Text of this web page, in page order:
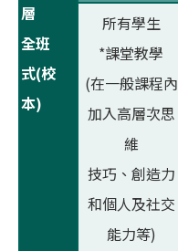
層
全班
式(校
本)
所有學生
*課堂教學
(在一般課程內
加入高層次思
維
技巧、創造力
和個人及社交
能力等)